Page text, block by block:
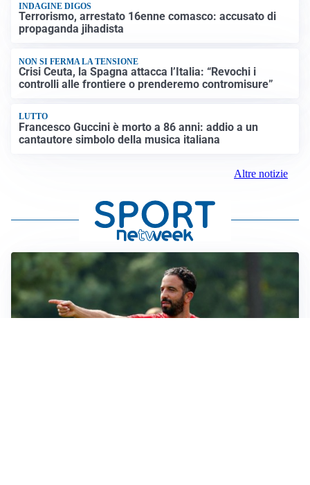
INDAGINE DIGOS
Terrorismo, arrestato 16enne comasco: accusato di
propaganda jihadista
NON SI FERMA LA TENSIONE
Crisi Ceuta, la Spagna attacca l’Italia: “Revochi i
controlli alle frontiere o prenderemo contromisure”
LUTTO
Francesco Guccini è morto a 86 anni: addio a un
cantautore simbolo della musica italiana
Altre notizie